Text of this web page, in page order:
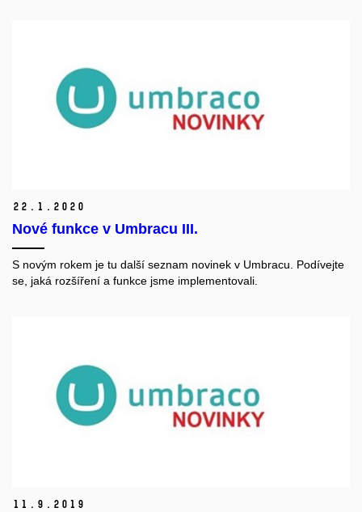
22. 1. 2020
Nové funkce v Umbracu III.
S novým rokem je tu další seznam novinek v Umbracu. Podívejte
se, jaká rozšíření a funkce jsme implementovali.
11. 9. 2019